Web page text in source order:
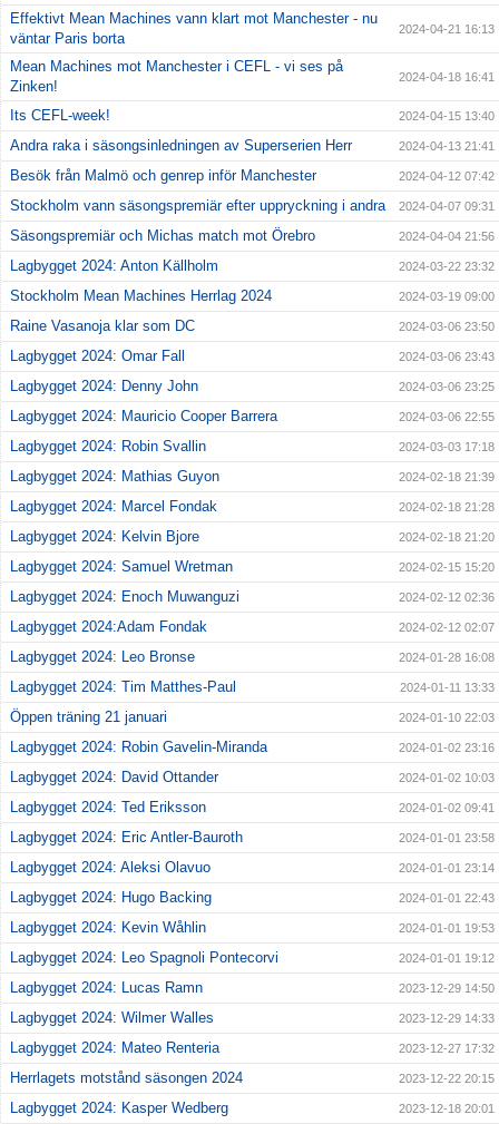
Effektivt Mean Machines vann klart mot Manchester - nu
väntar Paris borta
2024-04-21 16:13
Mean Machines mot Manchester i CEFL - vi ses på
Zinken!
2024-04-18 16:41
Its CEFL-week! 2024-04-15 13:40
Andra raka i säsongsinledningen av Superserien Herr 2024-04-13 21:41
Besök från Malmö och genrep inför Manchester 2024-04-12 07:42
Stockholm vann säsongspremiär efter uppryckning i andra 2024-04-07 09:31
Säsongspremiär och Michas match mot Örebro 2024-04-04 21:56
Lagbygget 2024: Anton Källholm 2024-03-22 23:32
Stockholm Mean Machines Herrlag 2024 2024-03-19 09:00
Raine Vasanoja klar som DC 2024-03-06 23:50
Lagbygget 2024: Omar Fall 2024-03-06 23:43
Lagbygget 2024: Denny John 2024-03-06 23:25
Lagbygget 2024: Mauricio Cooper Barrera 2024-03-06 22:55
Lagbygget 2024: Robin Svallin 2024-03-03 17:18
Lagbygget 2024: Mathias Guyon 2024-02-18 21:39
Lagbygget 2024: Marcel Fondak 2024-02-18 21:28
Lagbygget 2024: Kelvin Bjore 2024-02-18 21:20
Lagbygget 2024: Samuel Wretman 2024-02-15 15:20
Lagbygget 2024: Enoch Muwanguzi 2024-02-12 02:36
Lagbygget 2024:Adam Fondak 2024-02-12 02:07
Lagbygget 2024: Leo Bronse 2024-01-28 16:08
Lagbygget 2024: Tim Matthes-Paul 2024-01-11 13:33
Öppen träning 21 januari 2024-01-10 22:03
Lagbygget 2024: Robin Gavelin-Miranda 2024-01-02 23:16
Lagbygget 2024: David Ottander 2024-01-02 10:03
Lagbygget 2024: Ted Eriksson 2024-01-02 09:41
Lagbygget 2024: Eric Antler-Bauroth 2024-01-01 23:58
Lagbygget 2024: Aleksi Olavuo 2024-01-01 23:14
Lagbygget 2024: Hugo Backing 2024-01-01 22:43
Lagbygget 2024: Kevin Wåhlin 2024-01-01 19:53
Lagbygget 2024: Leo Spagnoli Pontecorvi 2024-01-01 19:12
Lagbygget 2024: Lucas Ramn 2023-12-29 14:50
Lagbygget 2024: Wilmer Walles 2023-12-29 14:33
Lagbygget 2024: Mateo Renteria 2023-12-27 17:32
Herrlagets motstånd säsongen 2024 2023-12-22 20:15
Lagbygget 2024: Kasper Wedberg 2023-12-18 20:01